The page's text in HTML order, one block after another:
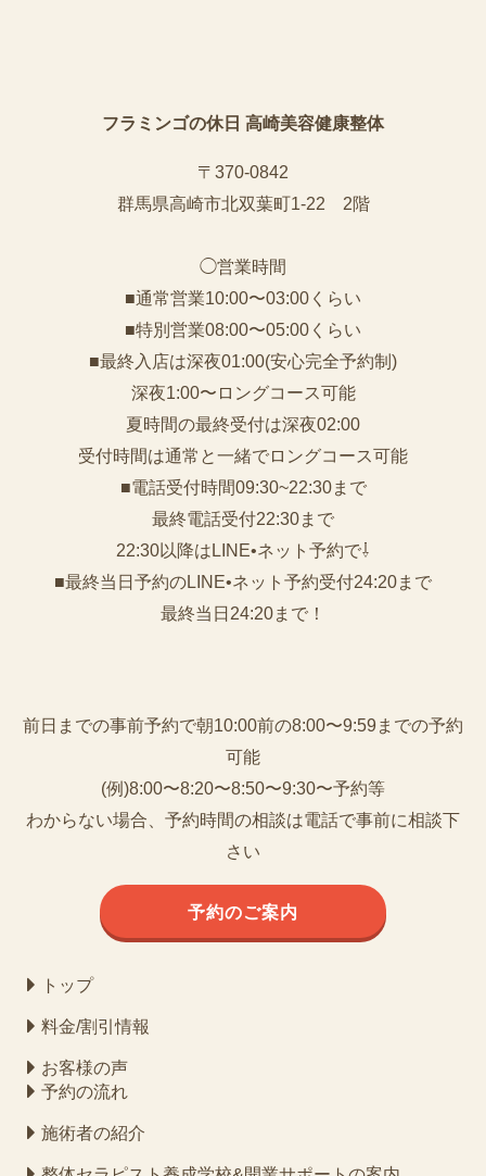
フラミンゴの休日 高崎美容健康整体
〒370-0842
群馬県高崎市北双葉町1-22 2階
◯営業時間
■通常営業10:00〜03:00くらい
■特別営業08:00〜05:00くらい
■最終入店は深夜01:00(安心完全予約制)
深夜1:00〜ロングコース可能
夏時間の最終受付は深夜02:00
受付時間は通常と一緒でロングコース可能
■電話受付時間09:30~22:30まで
️最終電話受付22:30まで
22:30以降はLINE•ネット予約で⇩
■最終当日予約のLINE•ネット予約受付24:20まで
最終当日24:20まで！
前日までの事前予約で朝10:00前の8:00〜9:59までの予約
可能
(例)8:00〜8:20〜8:50〜9:30〜予約等
わからない場合、予約時間の相談は電話で事前に相談下
さい
予約のご案内
トップ
料金/割引情報
お客様の声
予約の流れ
施術者の紹介